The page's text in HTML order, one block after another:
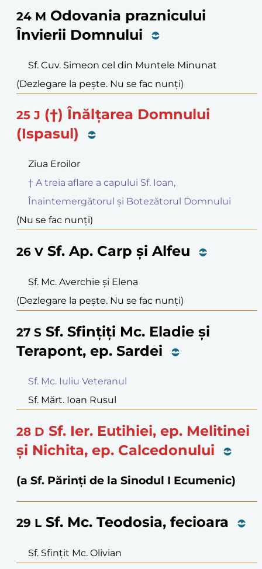
24 M Odovania praznicului
Învierii Domnului
Sf. Cuv. Simeon cel din Muntele Minunat
(Dezlegare la pește. Nu se fac nunți)
25 J (†) Înălțarea Domnului
(Ispasul)
Ziua Eroilor
† A treia aflare a capului Sf. Ioan,
Înaintemergătorul și Botezătorul Domnului
(Nu se fac nunți)
26 V Sf. Ap. Carp și Alfeu
Sf. Mc. Averchie și Elena
(Dezlegare la pește. Nu se fac nunți)
27 S Sf. Sfințiți Mc. Eladie și
Terapont, ep. Sardei
Sf. Mc. Iuliu Veteranul
Sf. Mărt. Ioan Rusul
28 D Sf. Ier. Eutihiei, ep. Melitinei
și Nichita, ep. Calcedonului
(a Sf. Părinți de la Sinodul I Ecumenic)
29 L Sf. Mc. Teodosia, fecioara
Sf. Sfințit Mc. Olivian